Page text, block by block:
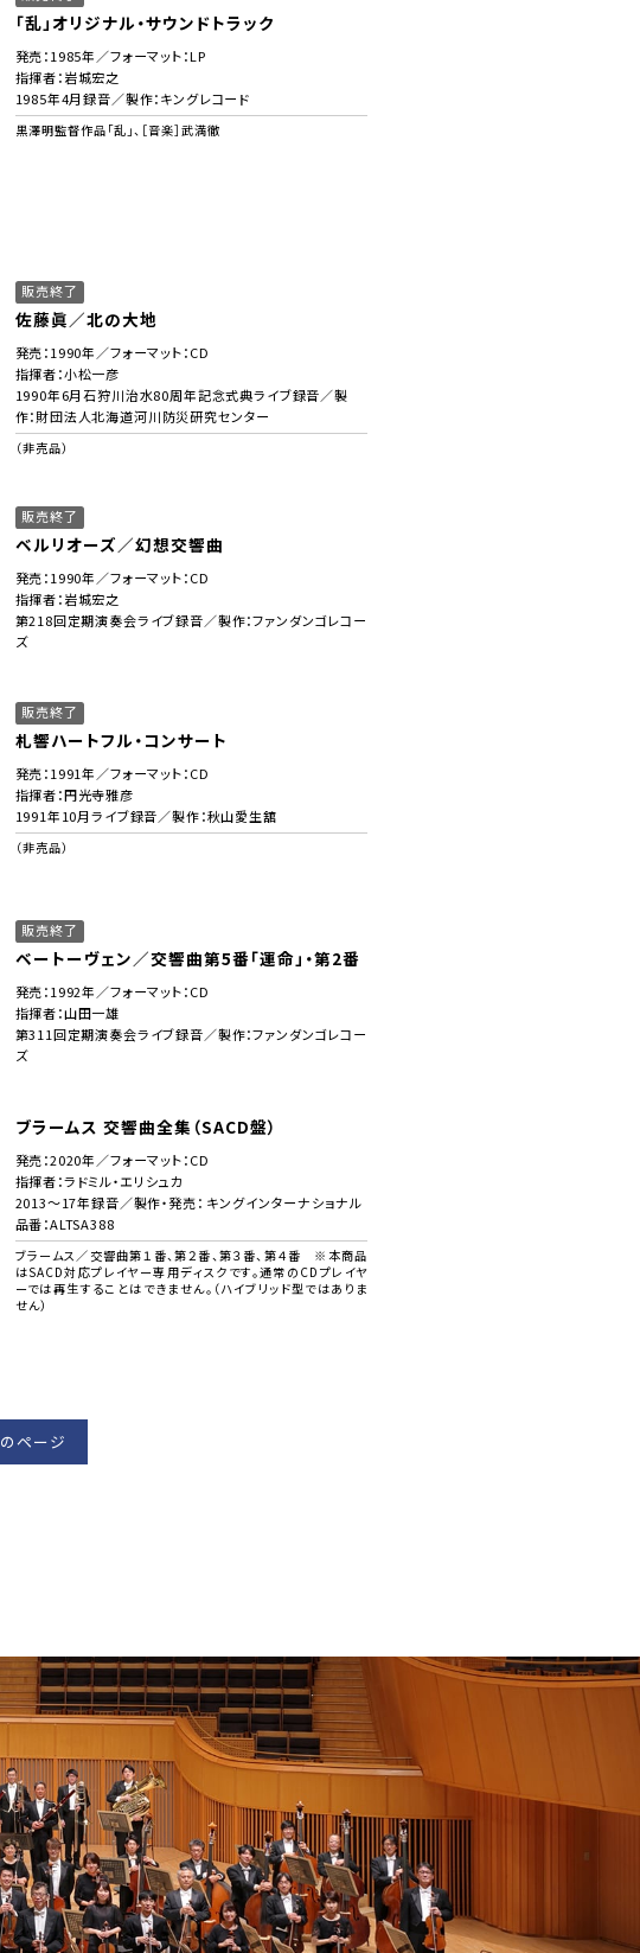
「乱」オリジナル・サウンドトラック
発売：1985年／フォーマット：LP
指揮者：岩城宏之
1985年4月録音／製作：キングレコード
黒澤明監督作品「乱」、［音楽］武満徹
販売終了
佐藤眞／北の大地
発売：1990年／フォーマット：CD
指揮者：小松一彦
1990年6月石狩川治水80周年記念式典ライブ録音／製
作：財団法人北海道河川防災研究センター
（非売品）
販売終了
ベルリオーズ／幻想交響曲
発売：1990年／フォーマット：CD
指揮者：岩城宏之
第218回定期演奏会ライブ録音／製作：ファンダンゴレコー
ズ
販売終了
札響ハートフル・コンサート
発売：1991年／フォーマット：CD
指揮者：円光寺雅彦
1991年10月ライブ録音／製作：秋山愛生舘
（非売品）
販売終了
ベートーヴェン／交響曲第5番「運命」・第2番
発売：1992年／フォーマット：CD
指揮者：山田一雄
第311回定期演奏会ライブ録音／製作：ファンダンゴレコー
ズ
ブラームス 交響曲全集（SACD盤）
発売：2020年／フォーマット：CD
指揮者：ラドミル・エリシュカ
2013～17年録音／製作・発売： キングインターナショナル
品番：ALTSA388
ブラームス／交響曲第１番、第２番、第３番、第４番 ※本商品
はSACD対応プレイヤー専用ディスクです。通常のCDプレイヤ
ーでは再生することはできません。（ハイブリッド型ではありま
せん）
のページ